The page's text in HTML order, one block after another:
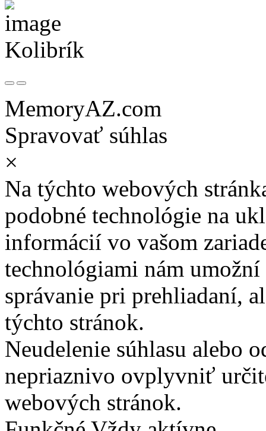
Kolibrík
MemoryAZ.com
Spravovať súhlas
×
Na týchto webových
podobné technológie na
informácií vo vašom
technológiami nám
správanie pri prehliadaní,
týchto stránok.
Neudelenie súhlasu alebo
nepriaznivo ovplyvniť
webových stránok.